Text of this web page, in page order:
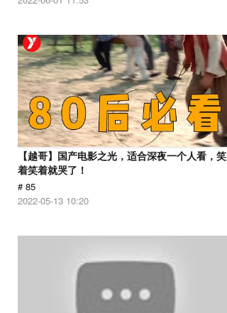
【越哥】国产电影之光，适合深夜一个人看，笑
着笑着就哭了！
# 85
2022-05-13 10:20